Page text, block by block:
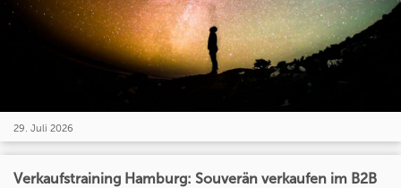
29. Juli 2026
Verkaufstraining Hamburg: Souverän verkaufen im B2B